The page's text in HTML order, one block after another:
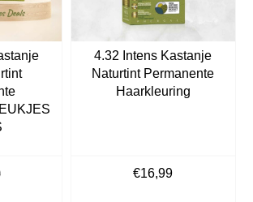
Huidige
4.32 Intens Kastanje
Naturtint Permanente
Haarkleuring
€16,99